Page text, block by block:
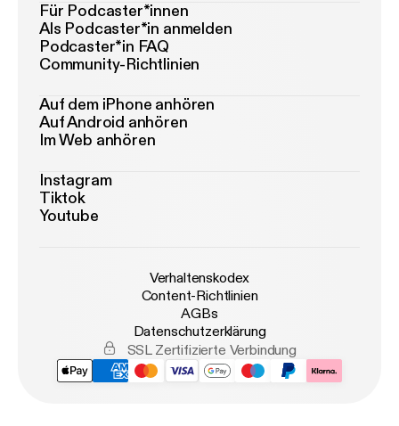
Für Podcaster*innen
Als Podcaster*in anmelden
Podcaster*in FAQ
Community-Richtlinien
Auf dem iPhone anhören
Auf Android anhören
Im Web anhören
Instagram
Tiktok
Youtube
Verhaltenskodex
Content-Richtlinien
AGBs
Datenschutzerklärung
SSL Zertifizierte Verbindung